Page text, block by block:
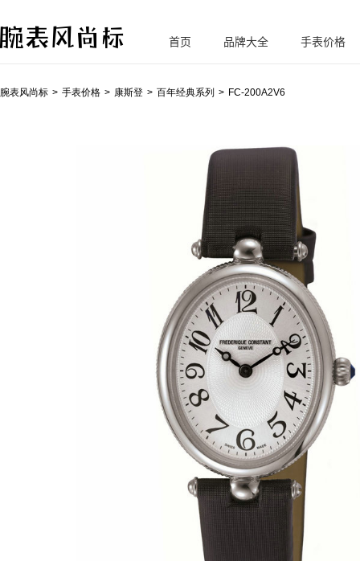
腕
首页 品牌大全 手表价格
腕表风尚标 手表价格 康斯登 百年经典系列 FC-200A2V6